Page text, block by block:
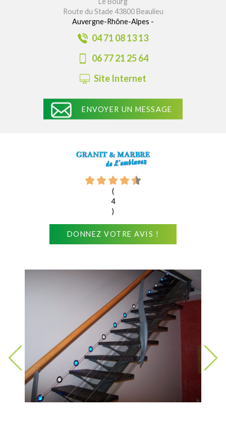
Route du Stade 43800 Beaulieu
Auvergne-Rhône-Alpes -
04 71 08 13 13
06 77 21 25 64
Site Internet
ENVOYER UN MESSAGE
(
4
)
DONNEZ VOTRE AVIS !